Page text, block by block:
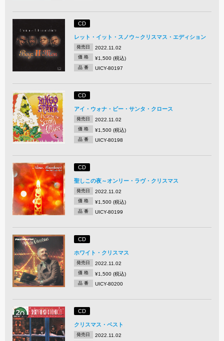
CD
レット・イット・スノウ～クリスマス・エディション
発売日 2022.11.02
価 格 ¥1,500 (税込)
品 番 UICY-80197
CD
アイ・ウォナ・ビー・サンタ・クロース
発売日 2022.11.02
価 格 ¥1,500 (税込)
品 番 UICY-80198
CD
聖しこの夜～オンリー・ラヴ・クリスマス
発売日 2022.11.02
価 格 ¥1,500 (税込)
品 番 UICY-80199
CD
ホワイト・クリスマス
発売日 2022.11.02
価 格 ¥1,500 (税込)
品 番 UICY-80200
CD
クリスマス・ベスト
発売日 2022.11.02